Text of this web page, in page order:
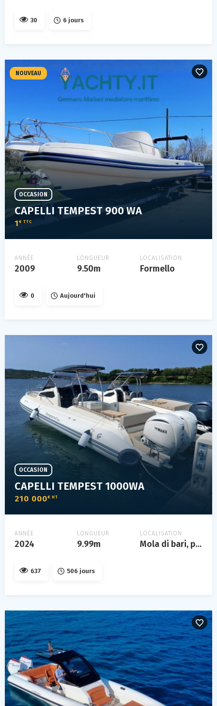
30 6 jours
CAPELLI TEMPEST 900 WA
1 € TTC
OCCASION
ANNÉE
2009
LONGUEUR
9.50m
LOCALISATION
Formello
NOUVEAU
0 Aujourd'hui
CAPELLI TEMPEST 1000WA
210 000€ HT
OCCASION
ANNÉE
2024
LONGUEUR
9.99m
LOCALISATION
Mola di bari, puglia
637 506 jours